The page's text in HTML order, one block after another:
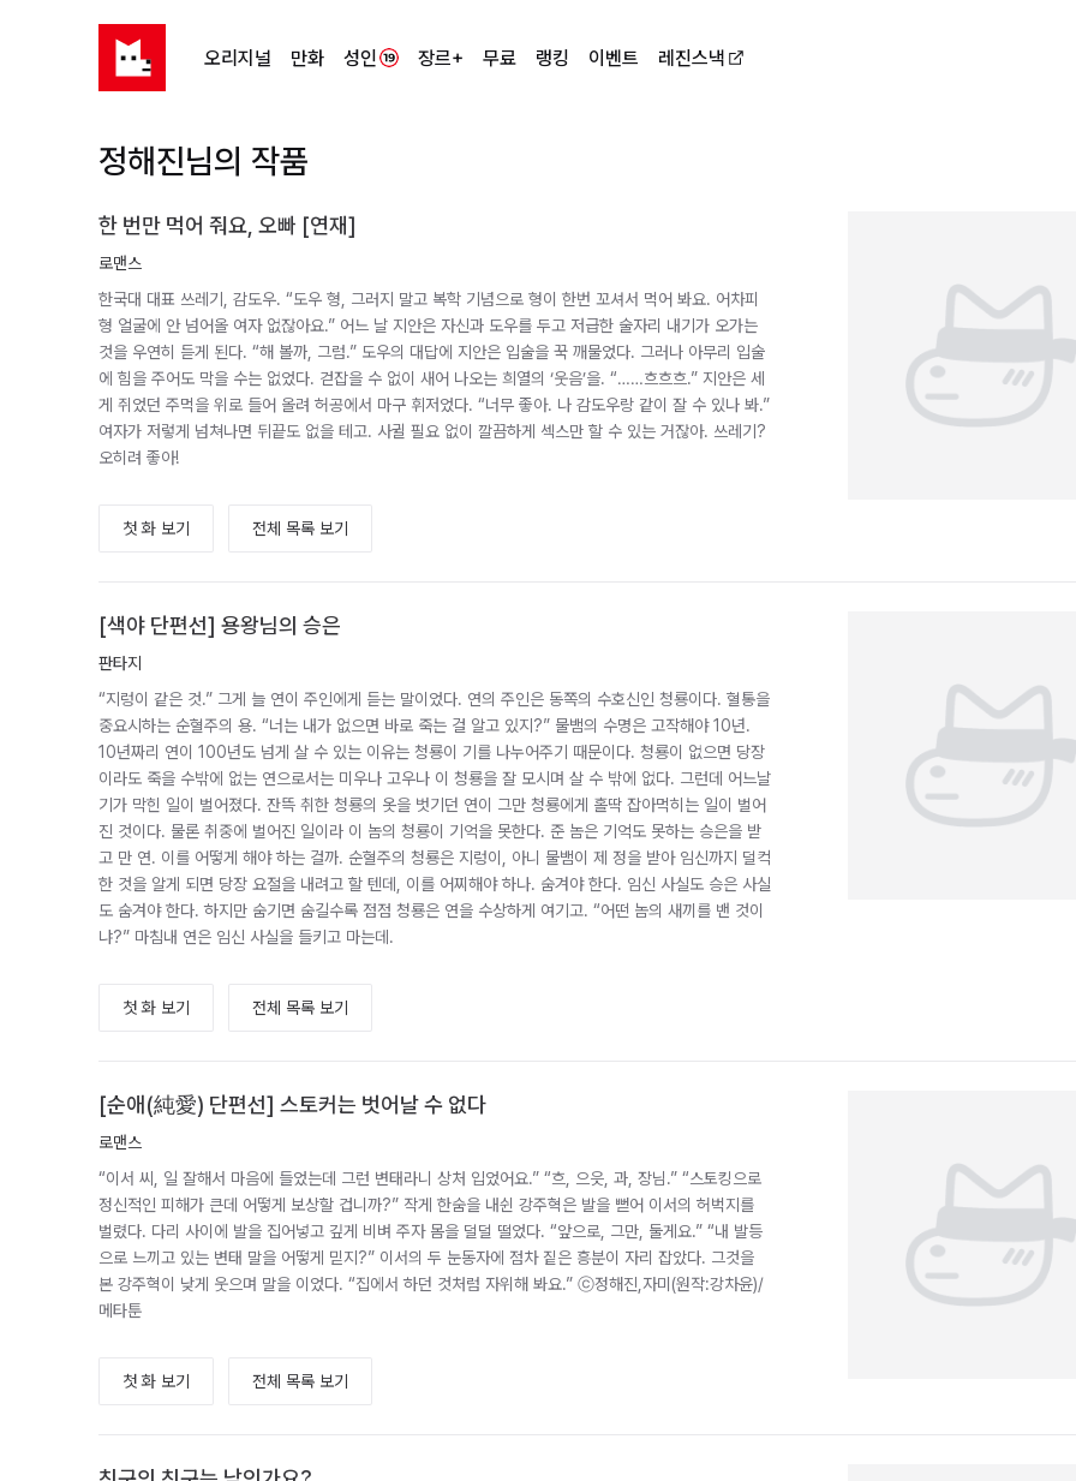
오리지널 만화 성인 장르+ 무료 랭킹 이벤트 레진스낵
정해진님의 작품
한 번만 먹어 줘요, 오빠 [연재]
로맨스
한국대 대표 쓰레기, 감도우. “도우 형, 그러지 말고 복학 기념으로 형이 한번 꼬셔서 먹어 봐요. 어차피
형 얼굴에 안 넘어올 여자 없잖아요.” 어느 날 지안은 자신과 도우를 두고 저급한 술자리 내기가 오가는
것을 우연히 듣게 된다. “해 볼까, 그럼.” 도우의 대답에 지안은 입술을 꾹 깨물었다. 그러나 아무리 입술
에 힘을 주어도 막을 수는 없었다. 걷잡을 수 없이 새어 나오는 희열의 ‘웃음’을. “……흐흐흐.” 지안은 세
게 쥐었던 주먹을 위로 들어 올려 허공에서 마구 휘저었다. “너무 좋아. 나 감도우랑 같이 잘 수 있나 봐.”
여자가 저렇게 넘쳐나면 뒤끝도 없을 테고. 사귈 필요 없이 깔끔하게 섹스만 할 수 있는 거잖아. 쓰레기?
오히려 좋아!
첫 화 보기 전체 목록 보기
[색야 단편선] 용왕님의 승은
판타지
“지렁이 같은 것.” 그게 늘 연이 주인에게 듣는 말이었다. 연의 주인은 동쪽의 수호신인 청룡이다. 혈통을
중요시하는 순혈주의 용. “너는 내가 없으면 바로 죽는 걸 알고 있지?” 물뱀의 수명은 고작해야 10년.
10년짜리 연이 100년도 넘게 살 수 있는 이유는 청룡이 기를 나누어주기 때문이다. 청룡이 없으면 당장
이라도 죽을 수밖에 없는 연으로서는 미우나 고우나 이 청룡을 잘 모시며 살 수 밖에 없다. 그런데 어느날
기가 막힌 일이 벌어졌다. 잔뜩 취한 청룡의 옷을 벗기던 연이 그만 청룡에게 홀딱 잡아먹히는 일이 벌어
진 것이다. 물론 취중에 벌어진 일이라 이 놈의 청룡이 기억을 못한다. 준 놈은 기억도 못하는 승은을 받
고 만 연. 이를 어떻게 해야 하는 걸까. 순혈주의 청룡은 지렁이, 아니 물뱀이 제 정을 받아 임신까지 덜컥
한 것을 알게 되면 당장 요절을 내려고 할 텐데, 이를 어찌해야 하나. 숨겨야 한다. 임신 사실도 승은 사실
도 숨겨야 한다. 하지만 숨기면 숨길수록 점점 청룡은 연을 수상하게 여기고. “어떤 놈의 새끼를 밴 것이
냐?” 마침내 연은 임신 사실을 들키고 마는데.
첫 화 보기 전체 목록 보기
[순애(純愛) 단편선] 스토커는 벗어날 수 없다
로맨스
“이서 씨, 일 잘해서 마음에 들었는데 그런 변태라니 상처 입었어요.” “흐, 으읏, 과, 장님.” “스토킹으로
정신적인 피해가 큰데 어떻게 보상할 겁니까?” 작게 한숨을 내쉰 강주혁은 발을 뻗어 이서의 허벅지를
벌렸다. 다리 사이에 발을 집어넣고 깊게 비벼 주자 몸을 덜덜 떨었다. “앞으로, 그만, 둘게요.” “내 발등
으로 느끼고 있는 변태 말을 어떻게 믿지?” 이서의 두 눈동자에 점차 짙은 흥분이 자리 잡았다. 그것을
본 강주혁이 낮게 웃으며 말을 이었다. “집에서 하던 것처럼 자위해 봐요.” ⓒ정해진,자미(원작:강차윤)/
메타툰
첫 화 보기 전체 목록 보기